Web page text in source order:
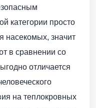
категории просто
насекомых, значит
в сравнении со
отличается
на теплокровных